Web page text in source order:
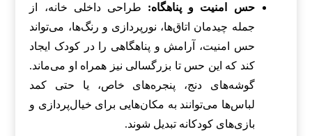
حس امنیت و پناهگاه: طراحی داخلی خانه، از
جمله چیدمان اتاق‌ها، نورپردازی و رنگ‌ها، می‌تواند
حس امنیت، آرامش و پناهگاهی را در کودک ایجاد
کند که این حس تا بزرگسالی نیز همراه او می‌ماند.
گوشه‌های دنج، پنجره‌های خاص، یا حتی کمد
لباس‌ها می‌توانند به مکان‌هایی برای خیال‌پردازی و
بازی‌های کودکانه تبدیل شوند.